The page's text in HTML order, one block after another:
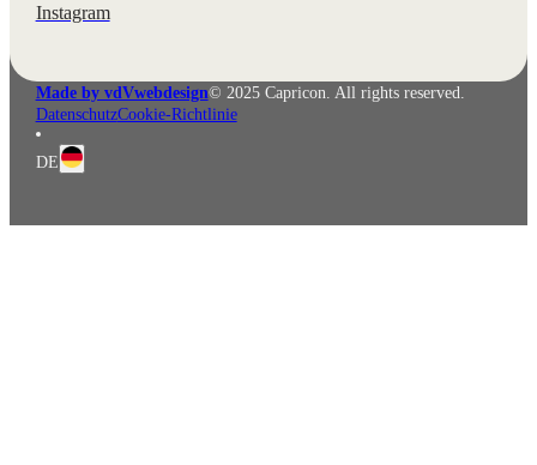
Instagram
Made by vdVwebdesign© 2025 Capricon. All rights reserved.
DatenschutzCookie-Richtlinie
DE